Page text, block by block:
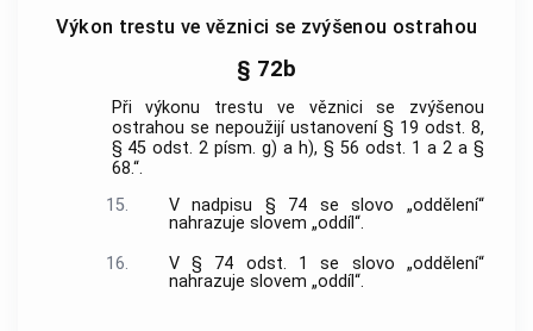
Výkon trestu ve věznici se zvýšenou ostrahou
§ 72b
Při výkonu trestu ve věznici se zvýšenou
ostrahou se nepoužijí ustanovení § 19 odst. 8,
§ 45 odst. 2 písm. g) a h), § 56 odst. 1 a 2 a §
68.“.
15.
V nadpisu § 74 se slovo „oddělení“
nahrazuje slovem „oddíl“.
16.
V § 74 odst. 1 se slovo „oddělení“
nahrazuje slovem „oddíl“.